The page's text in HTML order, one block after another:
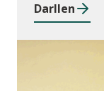
Darllen